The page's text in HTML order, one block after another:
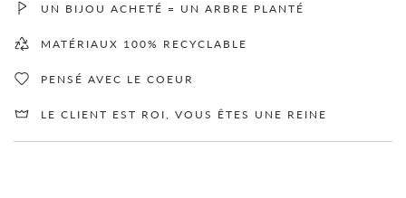
UN BIJOU ACHETÉ = UN ARBRE PLANTÉ
MATÉRIAUX 100% RECYCLABLE
PENSÉ AVEC LE COEUR
LE CLIENT EST ROI, VOUS ÊTES UNE REINE